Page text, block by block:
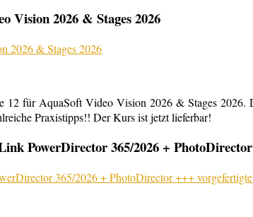
Vision 2026 & Stages 2026
für AquaSoft Video Vision 2026 & Stages 2026.
Praxistipps!! Der Kurs ist jetzt lieferbar!
PowerDirector 365/2026 +